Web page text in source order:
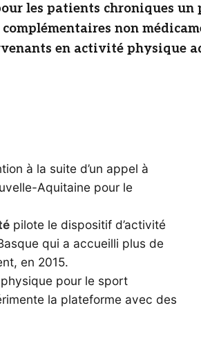
les patients chroniques un
non
en activité physique
à la suite d’un appel à
Aquitaine pour le
pilote le dispositif d’activité
qui a accueilli plus de
en 2015.
pour le sport
la plateforme avec des